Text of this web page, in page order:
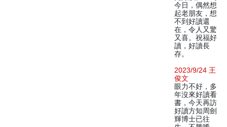
今日，偶然想
起老朋友，想
不到好讀還
在，令人又驚
又喜。祝福好
讀，好讀長
存。
2023/9/24 王
俊文
眼力不好，多
年沒來好讀看
書，今天再訪
好讀方知周劍
輝博士已往